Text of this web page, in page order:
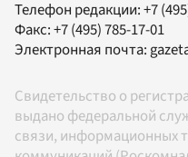
Телефон редакции:+7
Факс:+7 (495) 785-17-01
Электронная почта:
Свидетельство о
выдано федеральной
связи, информационных